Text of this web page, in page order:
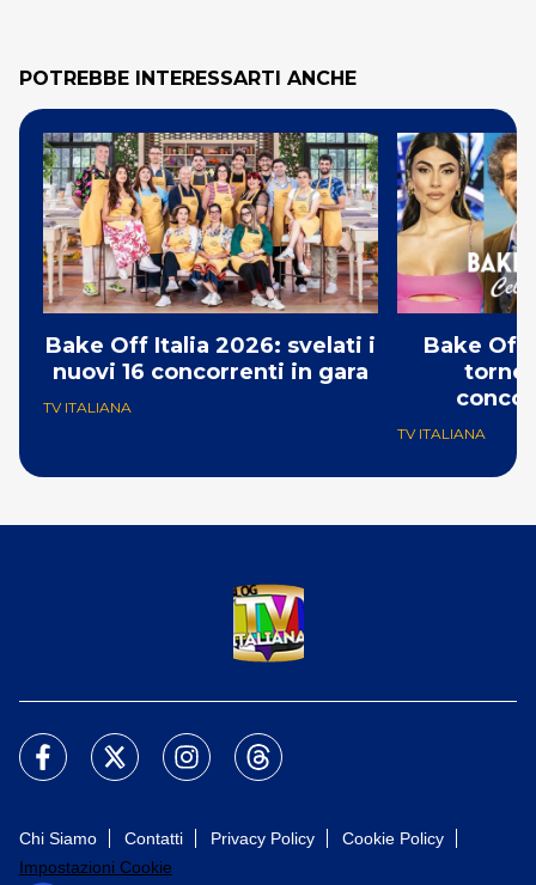
POTREBBE INTERESSARTI ANCHE
Bake Off Italia 2026: svelati i
nuovi 16 concorrenti in gara
TV ITALIANA
Bake Off
TV ITALIANA
Chi Siamo Contatti Privacy Policy
Cookie Policy
Impostazioni Cookie